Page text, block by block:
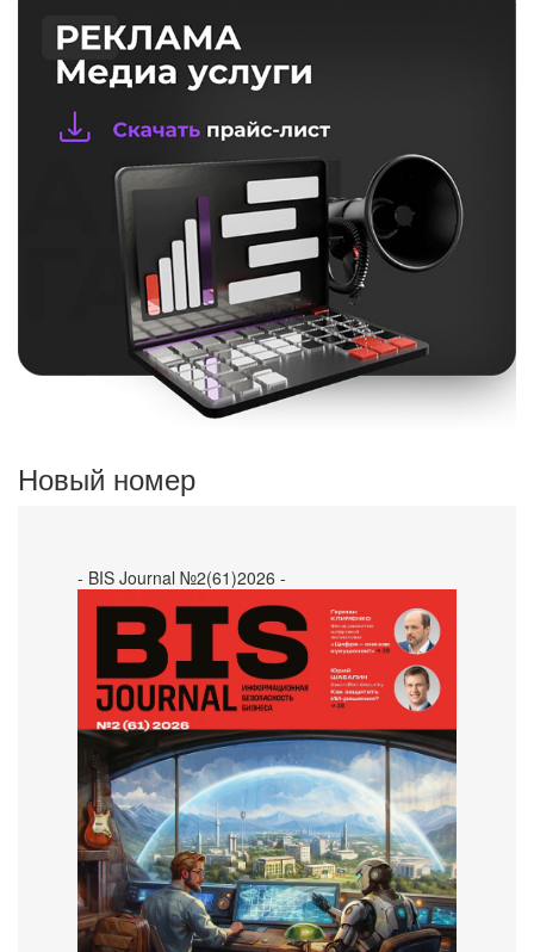
Новый номер
- BIS Journal №2(61)2026 -